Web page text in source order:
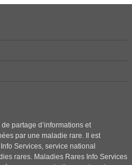
partage d’informations et
par une maladie rare. Il est
Services, service national
rares. Maladies Rares Info Services